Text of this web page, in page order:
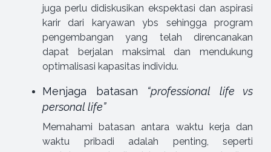
juga perlu didiskusikan ekspektasi dan aspirasi
karir dari karyawan ybs sehingga program
pengembangan yang telah direncanakan
dapat berjalan maksimal dan mendukung
optimalisasi kapasitas individu.
Menjaga batasan “professional life vs
personal life”
Memahami batasan antara waktu kerja dan
waktu pribadi adalah penting, seperti